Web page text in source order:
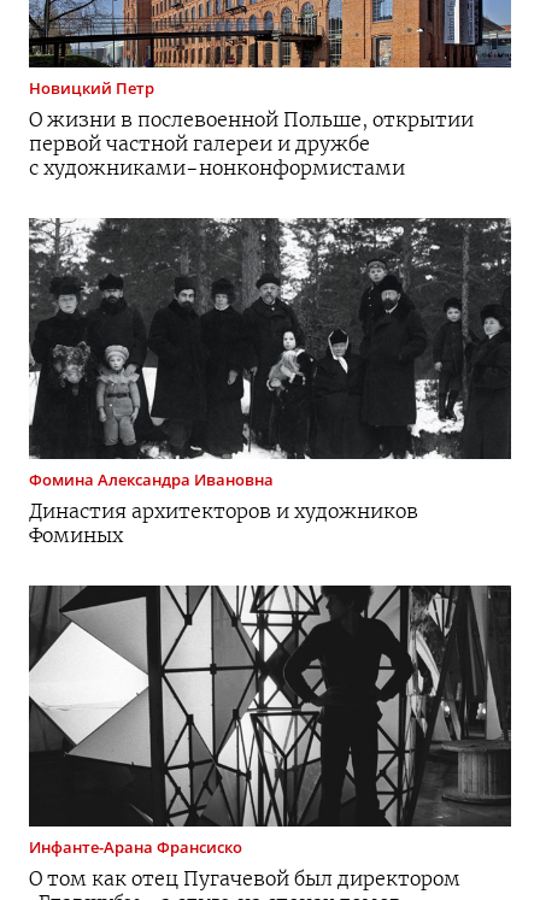
Новицкий Петр
О жизни в послевоенной Польше, открытии
первой частной галереи и дружбе
с художниками-нонконформистами
Фомина Александра Ивановна
Династия архитекторов и художников
Фоминых
Инфанте-Арана Франсиско
О том как отец Пугачевой был директором